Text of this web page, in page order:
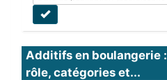
Additifs en boulangerie :
rôle, catégories et...